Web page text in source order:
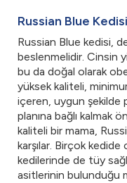
Russian Blue
Russian Blue kedisi,
beslenmelidir. Cinsin
bu da doğal olarak
yüksek kaliteli,
içeren, uygun şekilde
planına bağlı kalmak
kaliteli bir mama,
karşılar. Birçok
kedilerinde de tüy
asitlerinin bulunduğu